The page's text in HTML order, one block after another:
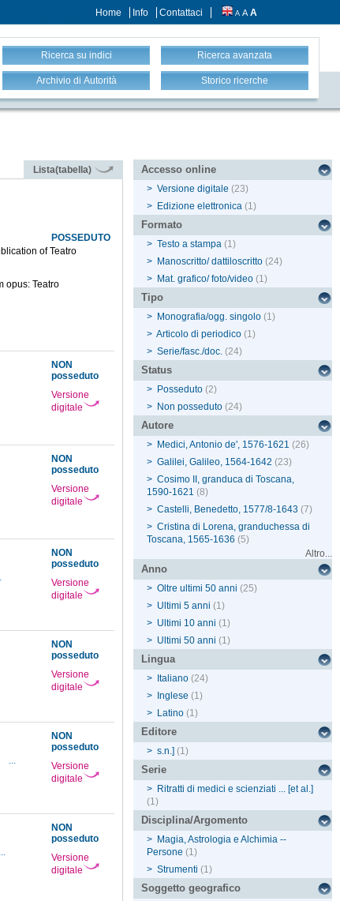
Home Info Contattaci A A A
Ricerca su indici Ricerca avanzata
Archivio di Autorità Storico ricerche
Lista(tabella)
POSSEDUTO
of Teatro
opus: Teatro
NON
posseduto
Versione
digitale
NON
posseduto
Versione
digitale
NON
posseduto
Versione
digitale
NON
posseduto
Versione
digitale
NON
posseduto
Versione
digitale
...
NON
posseduto
Versione
digitale
...
Accesso online
> Versione digitale (23)
> Edizione elettronica (1)
Formato
> Testo a stampa (1)
> Manoscritto/ dattiloscritto (24)
> Mat. grafico/ foto/video (1)
Tipo
> Monografia/ogg. singolo (1)
> Articolo di periodico (1)
> Serie/fasc./doc. (24)
Status
> Posseduto (2)
> Non posseduto (24)
Autore
> Medici, Antonio de', 1576-1621 (26)
> Galilei, Galileo, 1564-1642 (23)
> Cosimo II, granduca di Toscana,
1590-1621 (8)
> Castelli, Benedetto, 1577/8-1643 (7)
> Cristina di Lorena, granduchessa di
Toscana, 1565-1636 (5)
Altro...
Anno
> Oltre ultimi 50 anni (25)
> Ultimi 5 anni (1)
> Ultimi 10 anni (1)
> Ultimi 50 anni (1)
Lingua
> Italiano (24)
>
Inglese (1)
> Latino (1)
Editore
> s.n.] (1)
Serie
> Ritratti di medici e scienziati ... [et al.]
(1)
Disciplina/Argomento
> Magia, Astrologia e Alchimia --
Persone (1)
> Strumenti (1)
Soggetto geografico